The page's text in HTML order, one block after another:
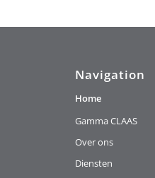
Navigation
Home
Gamma CLAAS
Over ons
Diensten